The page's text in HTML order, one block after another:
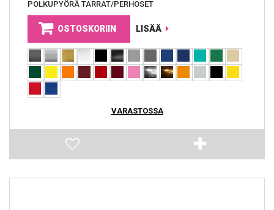
POLKUPYÖRÄ TARRAT/PERHOSET
OSTOSKORIIN LISÄÄ
VARASTOSSA